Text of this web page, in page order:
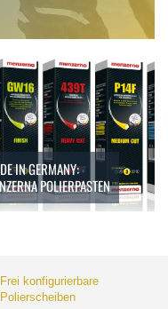
IN GERMANY:
POLIERPASTEN
Frei konfigurierbare
Polierscheiben